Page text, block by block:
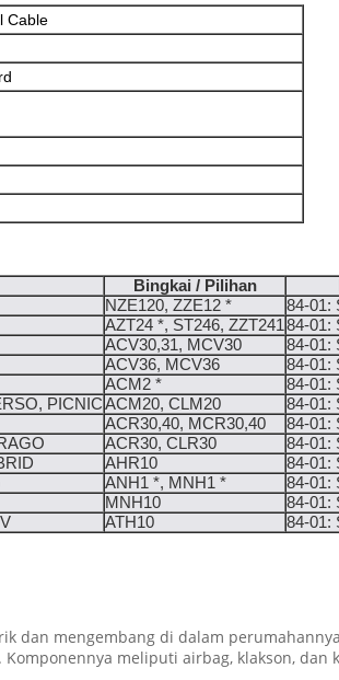
Cable
Bingkai / Pilihan
NZE120, ZZE12 *
84-01:
AZT24 *, ST246, ZZT24184-01:
ACV30,31, MCV30
84-01:
ACV36, MCV36
84-01:
ACM2 *
84-01:
PICNICACM20, CLM20
84-01:
ACR30,40, MCR30,40
84-01:
ACR30, CLR30
84-01:
AHR10
84-01:
ANH1 *, MNH1 *
84-01:
MNH10
84-01:
ATH10 84-01:
dan mengembang di dalam
meliputi airbag, klakson,